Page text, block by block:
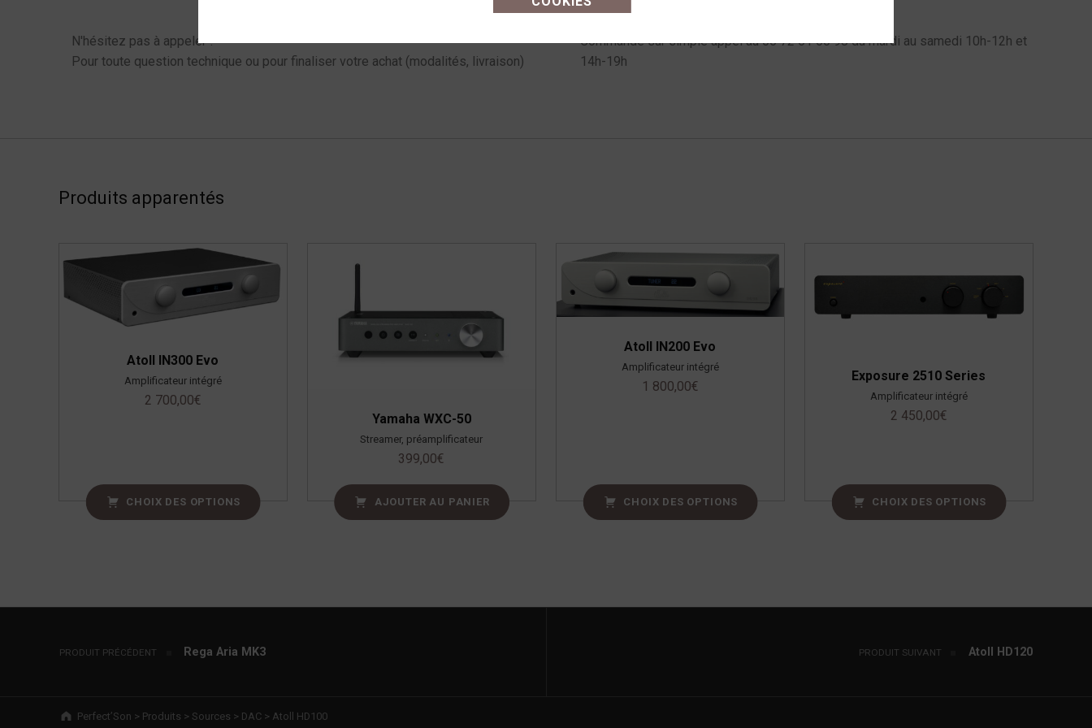
N'hésitez pas à appeler !
Pour toute question technique ou pour finaliser votre achat (modalités, livraison)
Commande sur simple appel au 06 72 61 60 98 du mardi au samedi 10h-12h et
14h-19h
Produits apparentés
Atoll IN300 Evo
Amplificateur intégré
2 700,00€
CHOIX DES OPTIONS
Yamaha WXC-50
Streamer, préamplificateur
399,00€
AJOUTER AU PANIER
Atoll IN200 Evo
Amplificateur intégré
1 800,00€
CHOIX DES OPTIONS
Exposure 2510 Series
Amplificateur intégré
2 450,00€
CHOIX DES OPTIONS
Navigation de l’article
PRODUIT PRÉCÉDENT Rega Aria MK3 PRODUIT SUIVANT Atoll HD120
Breadcrumbs navigation
Perfect’Son > Produits > Sources > DAC> Atoll HD100